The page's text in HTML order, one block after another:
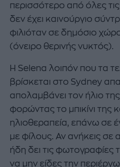
περισσότερο από όλες
δεν έχει καινούργιο
φιλιόταν σε δημόσιο
(όνειρο θερινής νυκτός).
Η Selena λοιπόν που τα
βρίσκεται στο Sydney
απολαμβάνει τον ήλιο
φορώντας το μπικίνι της
ηλιοθεραπεία, επάνω σε
με φίλους. Αν ανήκεις σε
ήδη δει τις φωτογραφίες
να μην είδες την